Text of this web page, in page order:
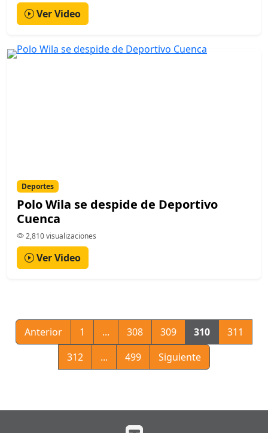
Ver Video
Deportes
Polo Wila se despide de Deportivo
Cuenca
2,810 visualizaciones
Ver Video
Anterior 1 ... 308 309 310
311
312
... 499 Siguiente